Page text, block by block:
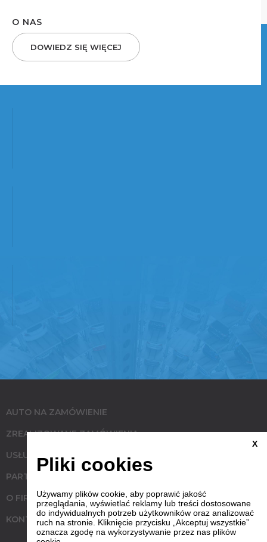
O NAS
DOWIEDZ SIĘ WIĘCEJ
AUTO NA ZAMÓWIENIE
ZREALIZOWANE ZAMÓWIENIA
USŁUGI
PARTNERZY
O FIRMIE
KONTAKT
X
Pliki cookies
Używamy plików cookie, aby poprawić jakość
przeglądania, wyświetlać reklamy lub treści dostosowane
do indywidualnych potrzeb użytkowników oraz analizować
ruch na stronie. Kliknięcie przycisku „Akceptuj wszystkie”
oznacza zgodę na wykorzystywanie przez nas plików